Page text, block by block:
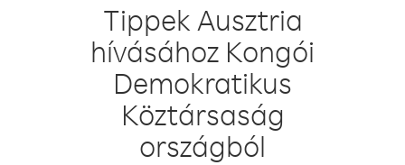
Tippek Ausztria
hívásához Kongói
Demokratikus
Köztársaság
országból